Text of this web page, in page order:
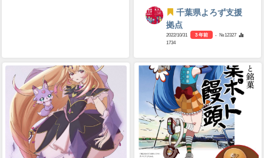
千葉県よろず支援
拠点
2022/10/31 3 年前
- №12327
1734